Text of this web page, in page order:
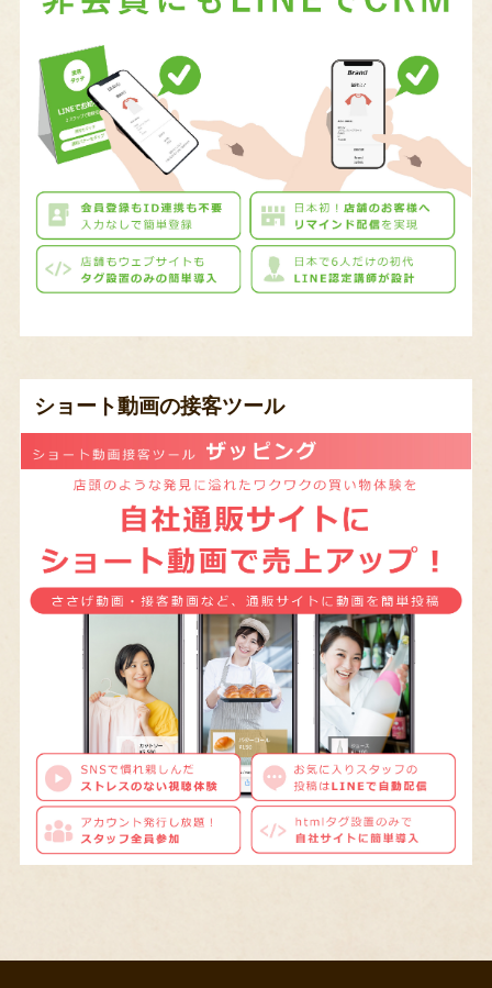
ショート動画の接客ツール